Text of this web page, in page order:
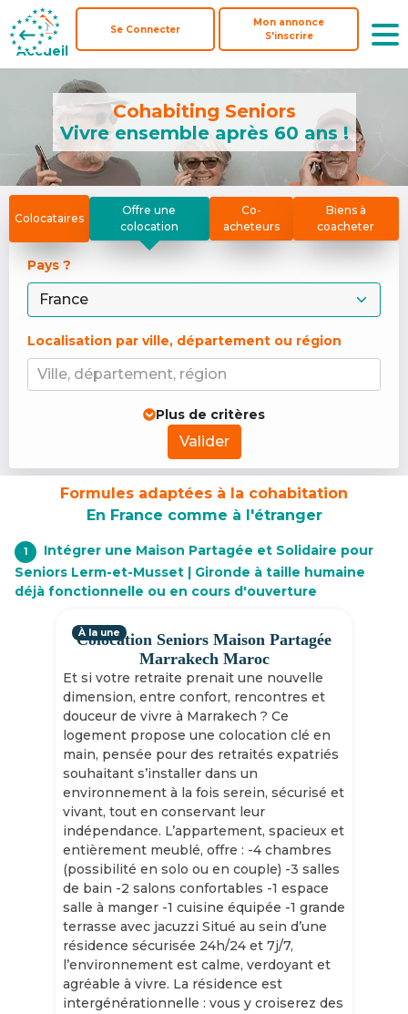
Accueil
Se Connecter
Mon annonce
S'inscrire
Accueil
Se Connecter
Mon annonce
S'inscrire
Cohabiting Seniors
Vivre ensemble après 60 ans !
Colocataires
Offre une
colocation
Co-
acheteurs
Biens à
coacheter
Pays ?
Localisation par ville, département ou région
Ville, département, région
Plus de critères
Valider
Formules adaptées à la cohabitation
En France comme à l'étranger
1
Intégrer une Maison Partagée et Solidaire pour
Seniors Lerm-et-Musset | Gironde à taille humaine
déjà fonctionnelle ou en cours d'ouverture
Colocation Seniors Maison Partagée
Marrakech Maroc
Et si votre retraite prenait une nouvelle
dimension, entre confort, rencontres et
douceur de vivre à Marrakech ? Ce
logement propose une colocation clé en
main, pensée pour des retraités expatriés
souhaitant s’installer dans un
environnement à la fois serein, sécurisé et
vivant, tout en conservant leur
indépendance. L’appartement, spacieux et
entièrement meublé, offre : -4 chambres
(possibilité en solo ou en couple) -3 salles
de bain -2 salons confortables -1 espace
salle à manger -1 cuisine équipée -1 grande
terrasse avec jacuzzi Situé au sein d’une
résidence sécurisée 24h/24 et 7j/7,
l’environnement est calme, verdoyant et
agréable à vivre. La résidence est
intergénérationnelle : vous y croiserez des
À la une